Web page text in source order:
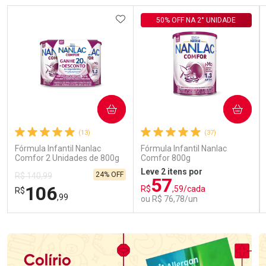
(13)
Fórmula Infantil Nanlac
Comfor 2 Unidades de 800g
R$ 140,99
R$106,99
24% OFF
ADICIONAR AOS FAVORITOS
COMPRAR
(37)
Fórmula Infantil Nanlac
Comfor 800g
50% OFF NA 2° UNIDADE
Leve 2 itens por
R$57,59/cada
ou R$ 76,78/un
COMPRAR
Laboratório
Por Menos